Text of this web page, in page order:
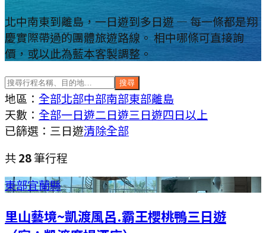
北中南東到離島，一日遊到多日遊 — 每一條都是翔
慶實際帶過的團體旅遊路線。 相中哪條可直接詢
價，或以此為藍本客製調整。
搜尋
地區： 全部北部中部南部東部離島
天數： 全部一日遊二日遊三日遊四日以上
已篩選： 三日遊清除全部
共28筆行程
東部宜蘭縣
里山藝境~凱渡風呂.霸王櫻桃鴨三日遊